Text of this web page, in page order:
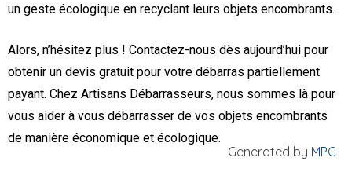
un geste écologique en recyclant leurs objets encombrants.
Alors, n’hésitez plus ! Contactez-nous dès aujourd’hui pour
obtenir un devis gratuit pour votre débarras partiellement
payant. Chez Artisans Débarrasseurs, nous sommes là pour
vous aider à vous débarrasser de vos objets encombrants
de manière économique et écologique.
Generated by MPG